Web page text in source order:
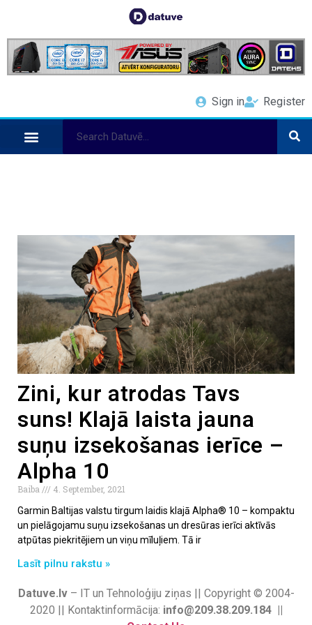
Sign in Register
Zini, kur atrodas Tavs
suns! Klajā laista jauna
suņu izsekošanas ierīce –
Alpha 10
Baiba
4. September, 2021
Garmin Baltijas valstu tirgum laidis klajā Alpha® 10 – kompaktu
un pielāgojamu suņu izsekošanas un dresūras ierīci aktīvās
atpūtas piekritējiem un viņu mīluļiem. Tā ir
Lasīt pilnu rakstu »
Datuve.lv– IT un Tehnoloģiju ziņas || Copyright © 2004-
2020 || Kontaktinformācija: info@209.38.209.184 ||